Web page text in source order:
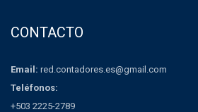
CONTACTO
Email: red.contadores.es@gmail.com
Teléfonos:
+503 2225-2789